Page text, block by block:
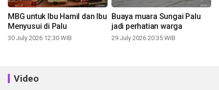
MBG untuk Ibu Hamil dan Ibu
Menyusui di Palu
30 July 2026 12:30 WIB
Buaya muara Sungai Palu
jadi perhatian warga
29 July 2026 20:35 WIB
Video